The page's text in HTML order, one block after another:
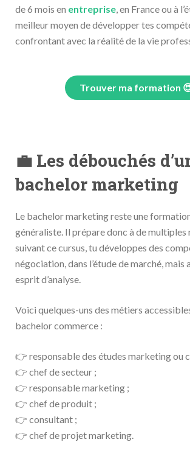
de 6 mois en entreprise, en France ou à
meilleur moyen de développer tes
confrontant avec la réalité de la vie
Trouver ma formation
💼 Les débouchés
bachelor marketing
Le bachelor marketing reste une
généraliste. Il prépare donc à de multiples
suivant ce cursus, tu développes des
négociation, dans l’étude de marché, mais
esprit d’analyse.
Voici quelques-uns des métiers
bachelor commerce :
👉 responsable des études marketing ou
👉 chef de secteur ;
👉 responsable marketing ;
👉 chef de produit ;
👉 consultant ;
👉 chef de projet marketing.